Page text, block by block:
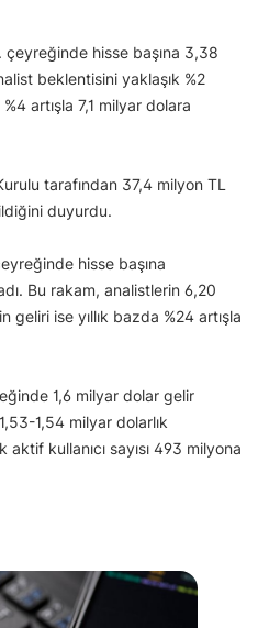
çeyreğinde hisse başına 3,38
beklentisini yaklaşık %2
artışla 7,1 milyar dolara
tarafından 37,4 milyon TL
duyurdu.
hisse başına
Bu rakam, analistlerin 6,20
geliri ise yıllık bazda %24 artışla
1,6 milyar dolar gelir
1,54 milyar dolarlık
kullanıcı sayısı 493 milyona